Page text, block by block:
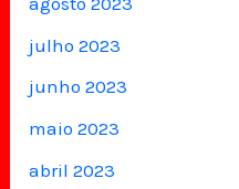
julho 2023
junho 2023
maio 2023
abril 2023